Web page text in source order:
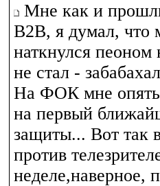
Мне как и
В2В, я думал, что
наткнулся пеоном
не стал -
На ФОК мне опять
на первый
защиты... Вот так
против
неделе,наверное,